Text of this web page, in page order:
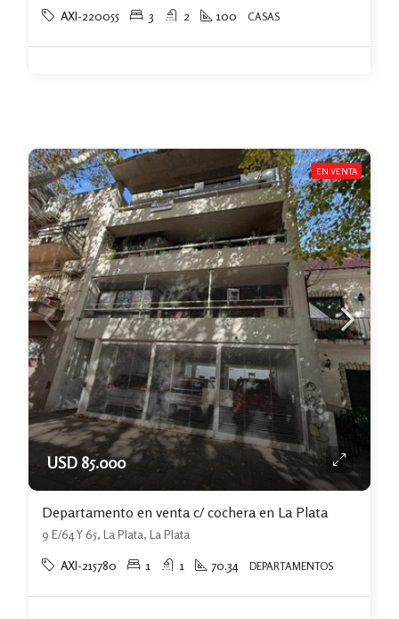
AXI-220055 3 2 100 CASAS
EN VENTA
USD 85.000
Departamento en venta c/ cochera en La Plata
9 E/64 Y 65, La Plata, La Plata
AXI-215780 1 1 70.34 DEPARTAMENTOS